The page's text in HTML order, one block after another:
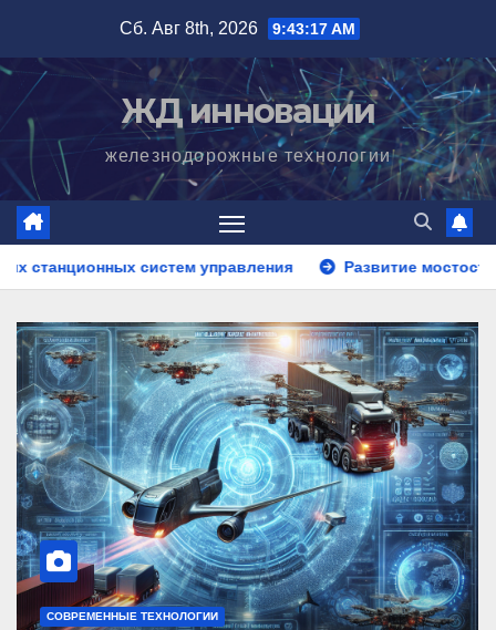
содержимому
Сб. Авг 8th, 2026 9:43:18 AM
ЖД инновации
железнодорожные технологии
управления Развитие мостостроения для
СОВРЕМЕННЫЕ ТЕХНОЛОГИИ